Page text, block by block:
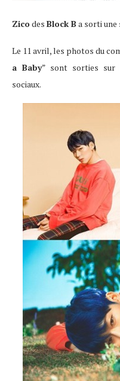
Zicodes Block Ba sorti une
Le 11 avril, les photos du
a Baby” sont sorties sur
sociaux.